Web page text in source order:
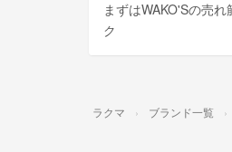
まずはWAKO'Sの売
ク
ラクマ ブランド一覧